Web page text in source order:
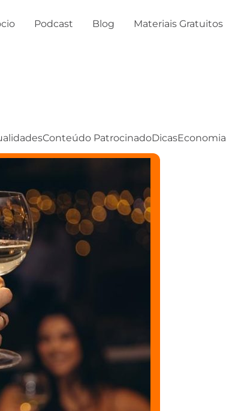
Podcast Blog Materiais Gratuitos
Conteúdo PatrocinadoDicasEconomia